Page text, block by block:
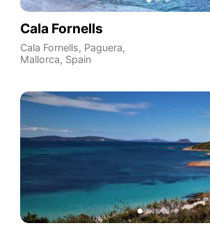
Cala Fornells
Cala Fornells, Paguera,
Mallorca, Spain